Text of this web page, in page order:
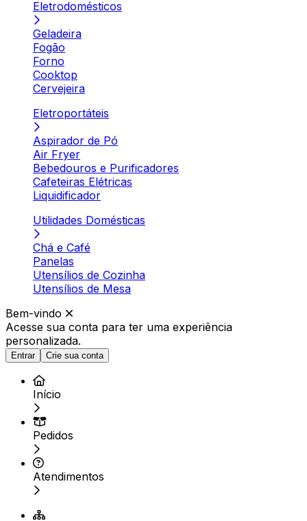
Eletrodomésticos
Geladeira
Fogão
Forno
Cooktop
Cervejeira
Eletroportáteis
Aspirador de Pó
Air Fryer
Bebedouros e Purificadores
Cafeteiras Elétricas
Liquidificador
Utilidades Domésticas
Chá e Café
Panelas
Utensílios de Cozinha
Utensílios de Mesa
Bem-vindo
Acesse sua conta para ter uma experiência
personalizada.
Entrar Crie sua conta
Início
Pedidos
Atendimentos